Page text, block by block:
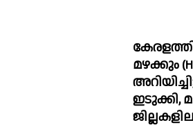
മഴക്കും
ഇടുക്കി,